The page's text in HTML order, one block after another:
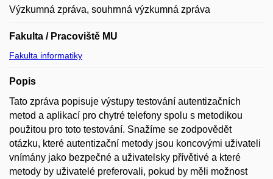
Výzkumná zpráva, souhrnná výzkumná zpráva
Fakulta / Pracoviště MU
Fakulta informatiky
Popis
Tato zpráva popisuje výstupy testování autentizačních
metod a aplikací pro chytré telefony spolu s metodikou
použitou pro toto testování. Snažíme se zodpovědět
otázku, které autentizační metody jsou koncovými uživateli
vnímány jako bezpečné a uživatelsky přívětivé a které
metody by uživatelé preferovali, pokud by měli možnost